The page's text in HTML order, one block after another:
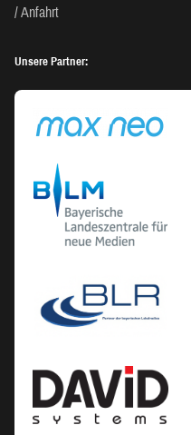
Anfahrt
Unsere Partner: